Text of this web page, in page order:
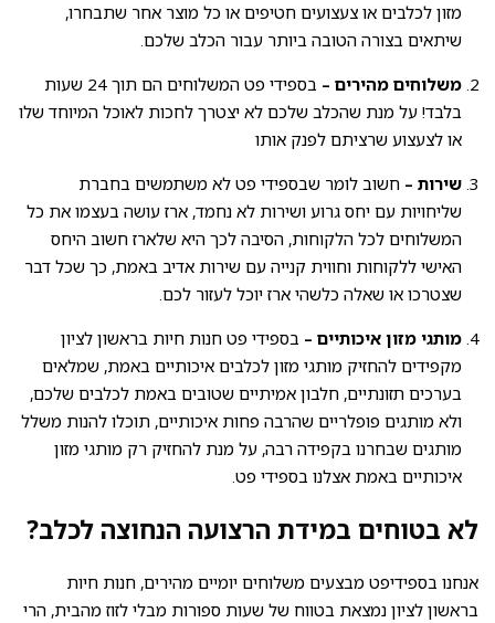
מזון לכלבים או צעצועים חטיפים או כל מוצר אחר שתבחרו,
שיתאים בצורה הטובה ביותר עבור הכלב שלכם.
משלוחים מהירים –
בספידי פט המשלוחים הם תוך 24 שעות
בלבד! על מנת שהכלב שלכם לא יצטרך לחכות לאוכל המיוחד שלו
או לצעצוע שרציתם לפנק אותו
שירות – חשוב לומר שבספידי פט לא משתמשים בחברת
שליחויות עם יחס גרוע ושירות לא נחמד, ארז עושה בעצמו את כל
המשלוחים לכל הלקוחות, הסיבה לכך היא שלארז חשוב היחס
האישי ללקוחות וחווית קנייה עם שירות אדיב באמת, כך שכל דבר
שצטרכו או שאלה כלשהי ארז יוכל לעזור לכם.
מותגי מזון איכותיים – בספידי פט חנות חיות בראשון לציון
מקפידים להחזיק מותגי מזון לכלבים איכותיים באמת, שמלאים
בערכים תזונתיים, חלבון אמיתיים שטובים באמת לכלבים שלכם,
ולא מותגים פופלריים שהרבה פחות איכותיים, תוכלו להנות משלל
מותגים שבחרנו בקפידה רבה, על מנת להחזיק רק מותגי מזון
איכותיים באמת אצלנו בספידי פט.
לא בטוחים במידת הרצועה הנחוצה לכלב?
אנחנו בספידיפט מבצעים משלוחים יומיים מהירים, חנות חיות
בראשון לציון נמצאת בטווח של שעות ספורות מבלי לזוז מהבית, הרי